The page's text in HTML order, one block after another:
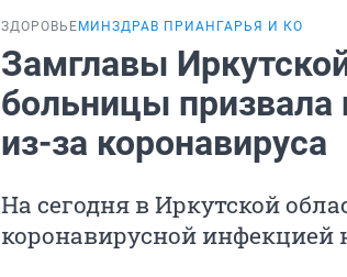
ЗДОРОВЬЕ МИНЗДРАВ ПРИАНГАРЬЯ И КО
Замглавы
больницы призвала
из-за коронавируса
На сегодня в Иркутской
коронавирусной инфекцией